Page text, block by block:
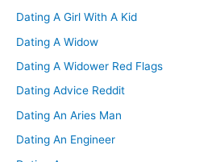
Dating A Girl With A Kid
Dating A Widow
Dating A Widower Red Flags
Dating Advice Reddit
Dating An Aries Man
Dating An Engineer